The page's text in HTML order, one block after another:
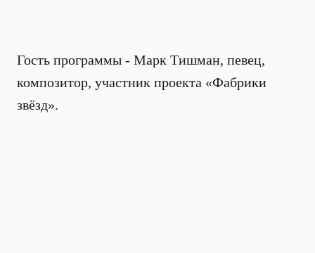
Гость программы - Марк Тишман, певец,
композитор, участник проекта «Фабрики
звёзд».